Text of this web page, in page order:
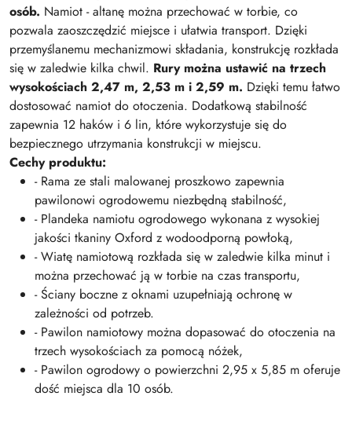
osób. Namiot - altanę można przechować w torbie, co
pozwala zaoszczędzić miejsce i ułatwia transport. Dzięki
przemyślanemu mechanizmowi składania, konstrukcję rozkłada
się w zaledwie kilka chwil. Rury można ustawić na trzech
wysokościach 2,47 m, 2,53 m i 2,59 m. Dzięki temu łatwo
dostosować namiot do otoczenia. Dodatkową stabilność
zapewnia 12 haków i 6 lin, które wykorzystuje się do
bezpiecznego utrzymania konstrukcji w miejscu.
Cechy produktu:
- Rama ze stali malowanej proszkowo zapewnia
pawilonowi ogrodowemu niezbędną stabilność,
- Plandeka namiotu ogrodowego wykonana z wysokiej
jakości tkaniny Oxford z wodoodporną powłoką,
- Wiatę namiotową rozkłada się w zaledwie kilka minut i
można przechować ją w torbie na czas transportu,
- Ściany boczne z oknami uzupełniają ochronę w
zależności od potrzeb.
- Pawilon namiotowy można dopasować do otoczenia na
trzech wysokościach za pomocą nóżek,
- Pawilon ogrodowy o powierzchni 2,95 x 5,85 m oferuje
dość miejsca dla 10 osób.